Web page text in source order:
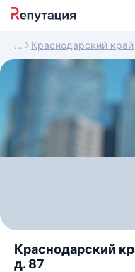
Краснодарский край
Краснодарский
д. 87